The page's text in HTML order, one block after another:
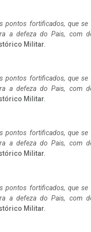
pontos fortificados, que se
a defeza do Pais, com
Militar.
pontos fortificados, que se
a defeza do Pais, com
Militar.
pontos fortificados, que se
a defeza do Pais, com
Militar.
pontos fortificados, que se
a defeza do Pais, com
Militar.